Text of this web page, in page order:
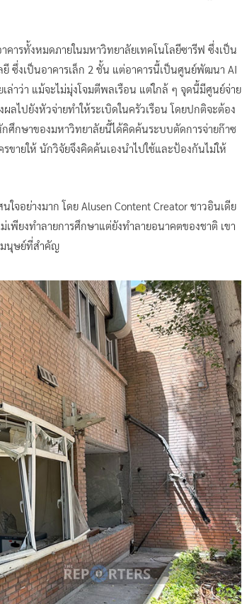
าคารทั้งหมดภายในมหาวิทยาลัยเทคโนโลยีซารีฟ ซึ่งเป็น
ซึ่งเป็นอาคารเล็ก 2 ชั้น แต่อาคารนี้เป็นศูนย์พัฒนา AI
ล่าว่า แม้จะไม่มุ่งโจมตีพลเรือน แต่ใกล้ ๆ จุดนี้มีศูนย์จ่าย
ไปยังหัวจ่ายทำให้ระเบิดในครัวเรือน โดยปกติจะต้อง
ศึกษาของมหาวิทยาลัยนี้ได้คิดค้นระบบตัดการจ่ายก๊าซ
ขายให้ นักวิจัยจึงคิดค้นเองนำไปใช้และป้องกันไม่ให้
อย่างมาก โดย Alusen Content Creator ชาวอินเดีย
เพียงทำลายการศึกษาแต่ยังทำลายอนาคตของชาติ เขา
มนุษย์ที่สำคัญ